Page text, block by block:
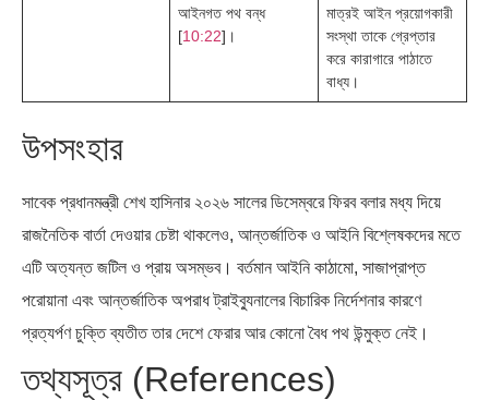
আইনগত পথ বন্ধ
[10:22]।
মাত্রই আইন প্রয়োগকারী
সংস্থা তাকে গ্রেপ্তার
করে কারাগারে পাঠাতে
বাধ্য।
উপসংহার
সাবেক প্রধানমন্ত্রী শেখ হাসিনার ২০২৬ সালের ডিসেম্বরে ফিরব বলার মধ্য দিয়ে
রাজনৈতিক বার্তা দেওয়ার চেষ্টা থাকলেও, আন্তর্জাতিক ও আইনি বিশ্লেষকদের মতে
এটি অত্যন্ত জটিল ও প্রায় অসম্ভব। বর্তমান আইনি কাঠামো, সাজাপ্রাপ্ত
পরোয়ানা এবং আন্তর্জাতিক অপরাধ ট্রাইব্যুনালের বিচারিক নির্দেশনার কারণে
প্রত্যর্পণ চুক্তি ব্যতীত তার দেশে ফেরার আর কোনো বৈধ পথ উন্মুক্ত নেই।
তথ্যসূত্র (References)